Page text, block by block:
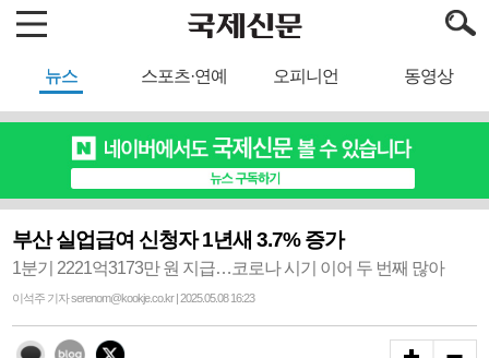
뉴스 스포츠·연예 오피니언 동영상
부산 실업급여 신청자 1년새 3.7% 증가
1분기 2221억3173만 원 지급…코로나 시기 이어 두 번째 많아
이석주 기자 serenom@kookje.co.kr | 2025.05.08 16:23